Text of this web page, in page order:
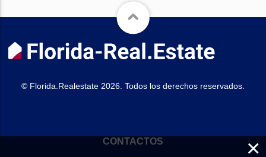
© Florida.Realestate 2026. Todos los derechos reservados.
CONTACTOS ×